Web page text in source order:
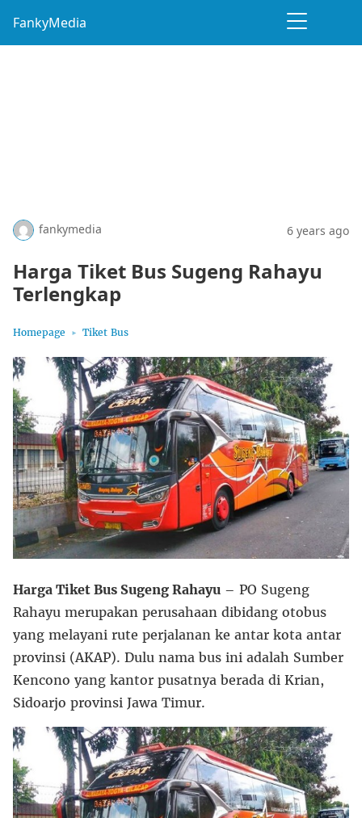
FankyMedia
fankymedia 6 years ago
Harga Tiket Bus Sugeng Rahayu
Terlengkap
Homepage Tiket Bus
Harga Tiket Bus Sugeng Rahayu – PO Sugeng
Rahayu merupakan perusahaan dibidang otobus
yang melayani rute perjalanan ke antar kota antar
provinsi (AKAP). Dulu nama bus ini adalah Sumber
Kencono yang kantor pusatnya berada di Krian,
Sidoarjo provinsi Jawa Timur.